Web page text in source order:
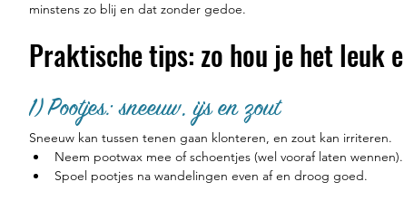
minstens zo blij en dat zonder gedoe.
Praktische tips: zo hou je het leuk
1) Pootjes: sneeuw, ijs en zout
Sneeuw kan tussen tenen gaan klonteren, en zout kan irriteren.
Neem pootwax mee of schoentjes (wel vooraf laten wennen).
Spoel pootjes na wandelingen even af en droog goed.